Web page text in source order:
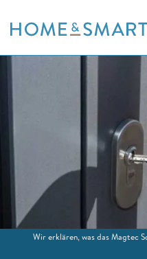
to
Wir erklären, was das Magtec